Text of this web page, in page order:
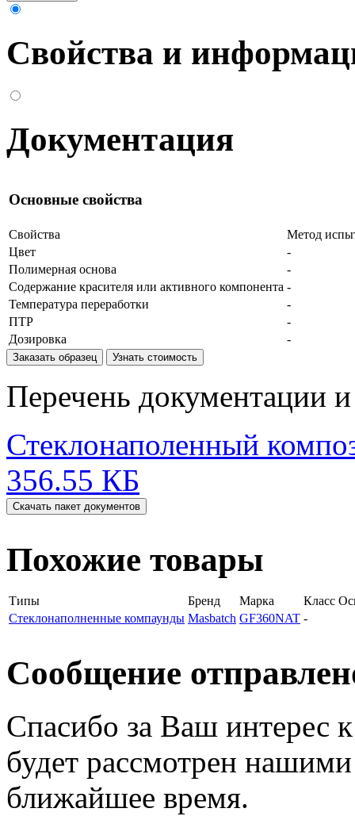
Свойства и
Документация
Основные свойства
Свойства
Метод
Цвет
-
Полимерная основа
-
Содержание красителя или активного компонента -
Температура переработки
-
ПТР
-
Дозировка
-
Заказать образец Узнать стоимость
Перечень документации
Стеклонаполенный
356.55 КБ
Скачать пакет документов
Похожие товары
Типы Бренд Марка Класс
Стеклонаполненные компаунды Мasbatch GF360NAT -
Сообщение
Спасибо за Ваш интерес
будет рассмотрен
ближайшее время.